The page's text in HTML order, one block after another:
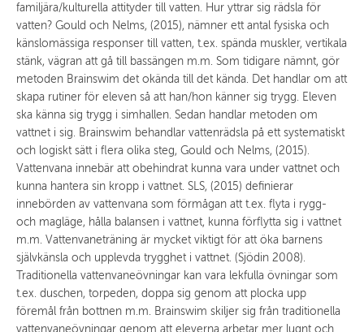
familjära/kulturella attityder till vatten. Hur yttrar sig rädsla för
vatten? Gould och Nelms, (2015), nämner ett antal fysiska och
känslomässiga responser till vatten, t.ex. spända muskler, vertikala
stänk, vägran att gå till bassängen m.m. Som tidigare nämnt, gör
metoden Brainswim det okända till det kända. Det handlar om att
skapa rutiner för eleven så att han/hon känner sig trygg. Eleven
ska känna sig trygg i simhallen. Sedan handlar metoden om
vattnet i sig. Brainswim behandlar vattenrädsla på ett systematiskt
och logiskt sätt i flera olika steg, Gould och Nelms, (2015).
Vattenvana innebär att obehindrat kunna vara under vattnet och
kunna hantera sin kropp i vattnet. SLS, (2015) definierar
innebörden av vattenvana som förmågan att t.ex. flyta i rygg-
och magläge, hålla balansen i vattnet, kunna förflytta sig i vattnet
m.m. Vattenvaneträning är mycket viktigt för att öka barnens
självkänsla och upplevda trygghet i vattnet. (Sjödin 2008).
Traditionella vattenvaneövningar kan vara lekfulla övningar som
t.ex. duschen, torpeden, doppa sig genom att plocka upp
föremål från bottnen m.m. Brainswim skiljer sig från traditionella
vattenvaneövningar genom att eleverna arbetar mer lugnt och